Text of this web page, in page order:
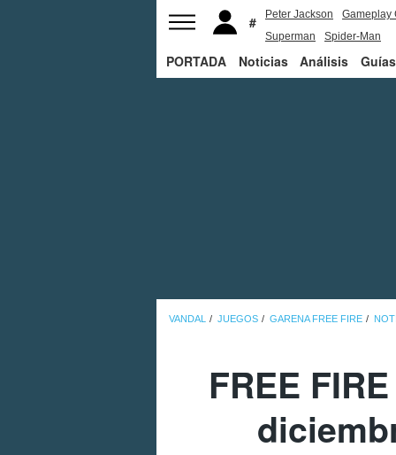
Peter Jackson
Gameplay
Superman
Spider-Man
PORTADA Noticias Análisis Guías
VANDAL JUEGOS GARENA FREE FIRE
FREE